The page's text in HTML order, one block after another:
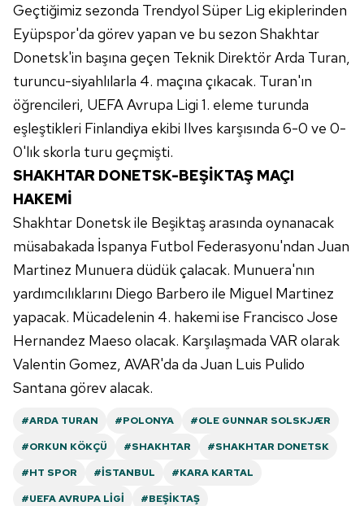
Geçtiğimiz sezonda Trendyol Süper Lig ekiplerinden
Eyüpspor'da görev yapan ve bu sezon Shakhtar
Donetsk'in başına geçen Teknik Direktör Arda Turan,
turuncu-siyahlılarla 4. maçına çıkacak. Turan'ın
öğrencileri, UEFA Avrupa Ligi 1. eleme turunda
eşleştikleri Finlandiya ekibi Ilves karşısında 6-0 ve 0-
0'lık skorla turu geçmişti.
SHAKHTAR DONETSK-BEŞİKTAŞ MAÇI
HAKEMİ
Shakhtar Donetsk ile Beşiktaş arasında oynanacak
müsabakada İspanya Futbol Federasyonu'ndan Juan
Martinez Munuera düdük çalacak. Munuera'nın
yardımcılıklarını Diego Barbero ile Miguel Martinez
yapacak. Mücadelenin 4. hakemi ise Francisco Jose
Hernandez Maeso olacak. Karşılaşmada VAR olarak
Valentin Gomez, AVAR'da da Juan Luis Pulido
Santana görev alacak.
#ARDA TURAN #POLONYA
#OLE GUNNAR SOLSKJÆR
#ORKUN KÖKÇÜ
#SHAKHTAR
#SHAKHTAR DONETSK
#HT SPOR
#İSTANBUL
#KARA KARTAL
#UEFA AVRUPA LIGI
#BEŞIKTAŞ